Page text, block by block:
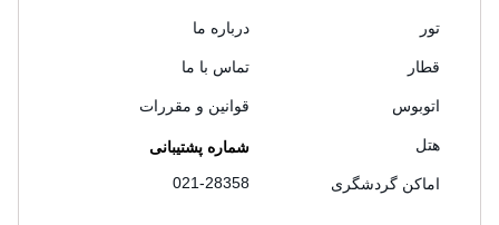
تور
قطار
اتوبوس
هتل
اماکن گردشگری
درباره ما
تماس با ما
قوانین و مقررات
شماره پشتیبانی
021-28358